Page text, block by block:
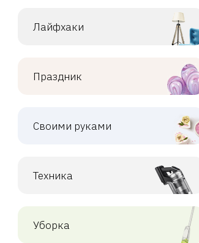
Лайфхаки
Праздник
Своими руками
Техника
Уборка